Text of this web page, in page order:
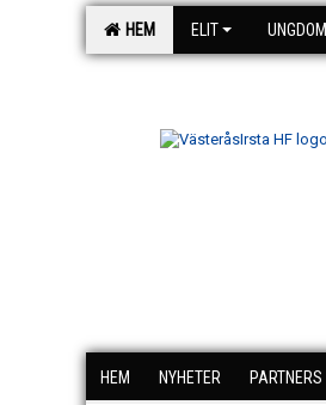
HEM ELIT UNGDOM
HEM NYHETER PARTNERS